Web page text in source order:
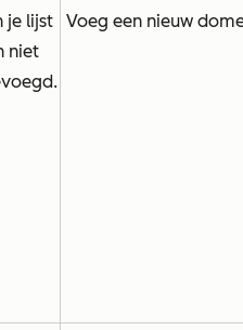
je lijst
niet
Voeg een nieuw